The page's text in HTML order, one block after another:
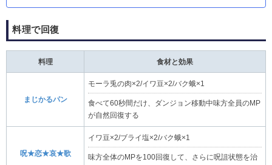
料理で回復
料理 食材と効果
まじかるパン
モーラ兎の肉×2/イワ豆×2/バク蛾×1
食べて60秒間だけ、ダンジョン移動中味方全員のMP
が自然回復する
呪★恋★哀★歌
イワ豆×2/ブライ塩×2/バク蛾×1
味方全体のMPを100回復して、さらに呪詛状態を治